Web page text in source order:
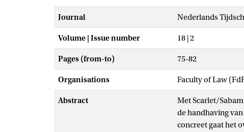
Journal Nederlands
Volume | Issue number 18 | 2
Pages (from-to) 75-82
Organisations Faculty of Law
Abstract
Met Scarlet/
de handhaving
concreet gaat het